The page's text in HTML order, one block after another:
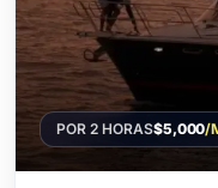
POR 2 HORAS$5,000/